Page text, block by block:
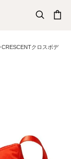
CRESCENTクロスボデ